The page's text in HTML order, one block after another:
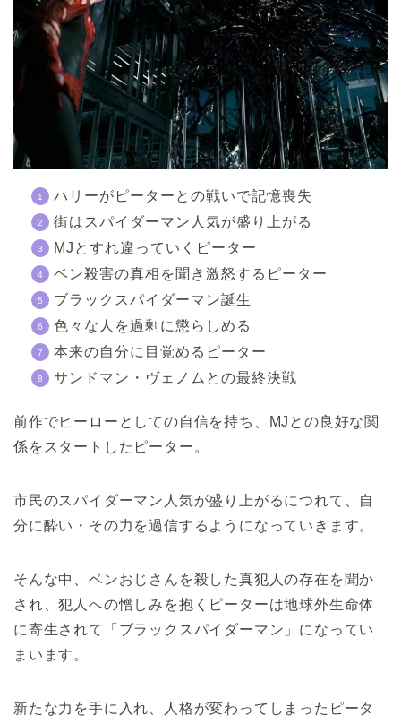
ハリーがピーターとの戦いで記憶喪失
街はスパイダーマン人気が盛り上がる
MJとすれ違っていくピーター
ベン殺害の真相を聞き激怒するピーター
ブラックスパイダーマン誕生
色々な人を過剰に懲らしめる
本来の自分に目覚めるピーター
サンドマン・ヴェノムとの最終決戦
前作でヒーローとしての自信を持ち、MJとの良好な関
係をスタートしたピーター。
市民のスパイダーマン人気が盛り上がるにつれて、自
分に酔い・その力を過信するようになっていきます。
そんな中、ベンおじさんを殺した真犯人の存在を聞か
され、犯人への憎しみを抱くピーターは地球外生命体
に寄生されて「ブラックスパイダーマン」になってい
まいます。
新たな力を手に入れ、人格が変わってしまったピータ